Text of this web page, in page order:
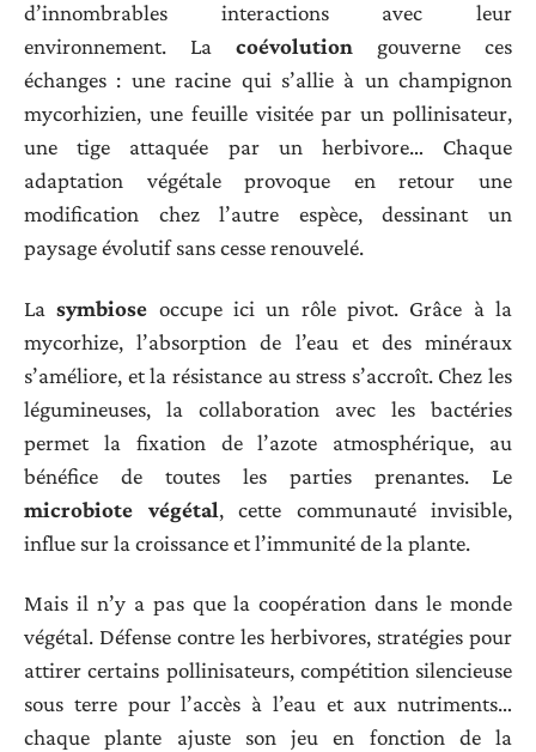
d’innombrables interactions avec leur
environnement. La coévolution gouverne ces
échanges : une racine qui s’allie à un champignon
mycorhizien, une feuille visitée par un pollinisateur,
une tige attaquée par un herbivore… Chaque
adaptation végétale provoque en retour une
modification chez l’autre espèce, dessinant un
paysage évolutif sans cesse renouvelé.
Lasymbiose occupe ici un rôle pivot. Grâce à la
mycorhize, l’absorption de l’eau et des minéraux
s’améliore, et la résistance au stress s’accroît. Chez les
légumineuses, la collaboration avec les bactéries
permet la fixation de l’azote atmosphérique, au
bénéfice de toutes les parties prenantes. Le
microbiote végétal, cette communauté invisible,
influe sur la croissance et l’immunité de la plante.
Mais il n’y a pas que la coopération dans le monde
végétal. Défense contre les herbivores, stratégies pour
attirer certains pollinisateurs, compétition silencieuse
sous terre pour l’accès à l’eau et aux nutriments…
chaque plante ajuste son jeu en fonction de la